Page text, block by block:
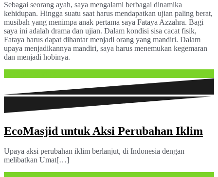
Sebagai seorang ayah, saya mengalami berbagai dinamika
kehidupan. Hingga suatu saat harus mendapatkan ujian paling berat,
musibah yang menimpa anak pertama saya Fataya Azzahra. Bagi
saya ini adalah drama dan ujian. Dalam kondisi sisa cacat fisik,
Fataya harus dapat dihantar menjadi orang yang mandiri. Dalam
upaya menjadikannya mandiri, saya harus menemukan kegemaran
dan menjadi hobinya.
EcoMasjid untuk Aksi Perubahan Iklim
Upaya aksi perubahan iklim berlanjut, di Indonesia dengan
melibatkan Umat[…]